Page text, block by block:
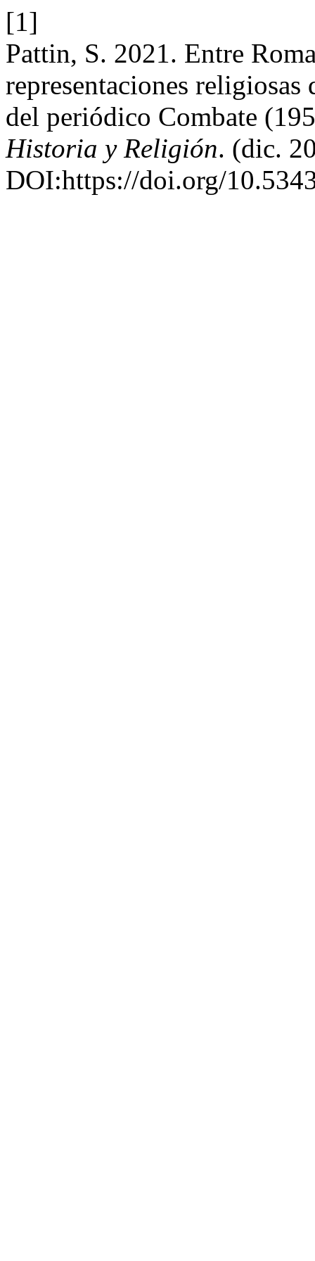
[1]
Pattin, S. 2021. Entre
representaciones
del periódico Combate
Historia y Religión. (dic.
DOI:https://doi.org/